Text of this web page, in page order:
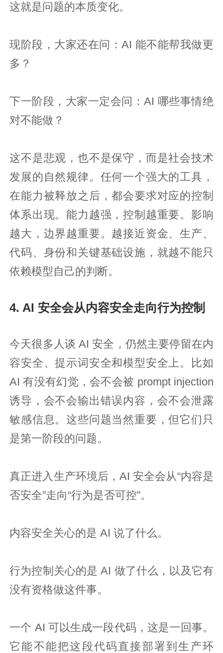
这就是问题的本质变化。
现阶段，大家还在问：AI 能不能帮我做更
多？
下一阶段，大家一定会问：AI 哪些事情绝
对不能做？
这不是悲观，也不是保守，而是社会技术
发展的自然规律。任何一个强大的工具，
在能力被释放之后，都会要求对应的控制
体系出现。能力越强，控制越重要。影响
越大，边界越重要。越接近资金、生产、
代码、身份和关键基础设施，就越不能只
依赖模型自己的判断。
4. AI 安全会从内容安全走向行为控制
今天很多人谈 AI 安全，仍然主要停留在内
容安全、提示词安全和模型安全上。比如
AI 有没有幻觉，会不会被 prompt injection
诱导，会不会输出错误内容，会不会泄露
敏感信息。这些问题当然重要，但它们只
是第一阶段的问题。
真正进入生产环境后，AI 安全会从“内容是
否安全”走向“行为是否可控”。
内容安全关心的是 AI 说了什么。
行为控制关心的是 AI 做了什么，以及它有
没有资格做这件事。
一个 AI 可以生成一段代码，这是一回事。
它能不能把这段代码直接部署到生产环